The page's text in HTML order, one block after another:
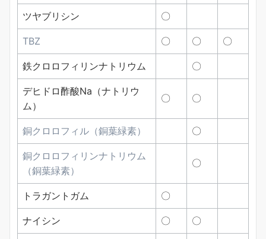
ツヤブリシン 〇
TBZ 〇 〇 〇
鉄クロロフィリンナトリウム 〇
デヒドロ酢酸Na（ナトリウ
ム）
〇 〇
銅クロロフィル（銅葉緑素） 〇
銅クロロフィリンナトリウム
（銅葉緑素）
〇
トラガントガム 〇
ナイシン 〇 〇